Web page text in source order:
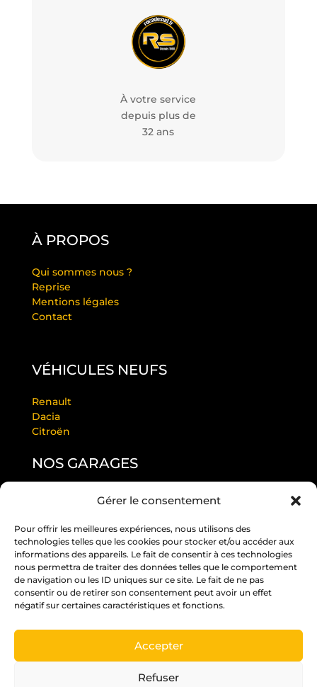
Gérer le consentement
Pour offrir les meilleures expériences, nous utilisons des
technologies telles que les cookies pour stocker et/ou accéder aux
informations des appareils. Le fait de consentir à ces technologies
nous permettra de traiter des données telles que le comportement
de navigation ou les ID uniques sur ce site. Le fait de ne pas
consentir ou de retirer son consentement peut avoir un effet
négatif sur certaines caractéristiques et fonctions.
Accepter
Refuser
À votre service
depuis plus de
32 ans
À PROPOS
Qui sommes nous ?
Reprise
Mentions légales
Contact
VÉHICULES NEUFS
Renault
Dacia
Citroën
NOS GARAGES
GARAGE LAURENDEAU BY RS
RS ANGERS PASTEUR
RS EDITION BEAUCOUZÉ
RS JUIGNÉ
RS PARC
RS ST BARTHÉLÉMY D’ANJOU
Un crédit vous engage et doit être remboursé.